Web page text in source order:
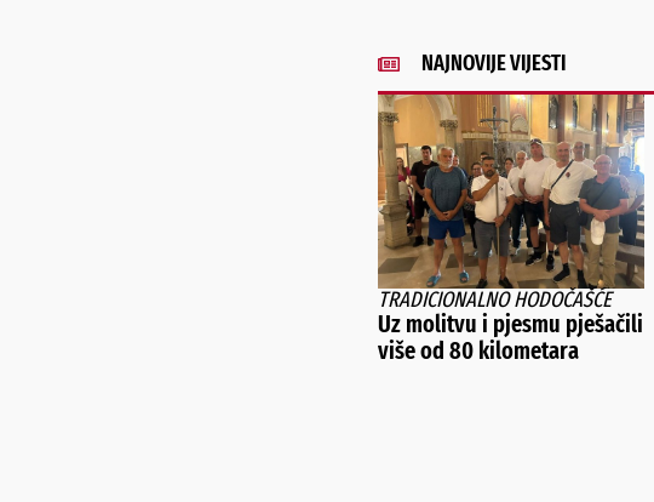
NAJNOVIJE VIJESTI
TRADICIONALNO HODOČAŠĆE
Uz molitvu i pjesmu pješačili
više od 80 kilometara